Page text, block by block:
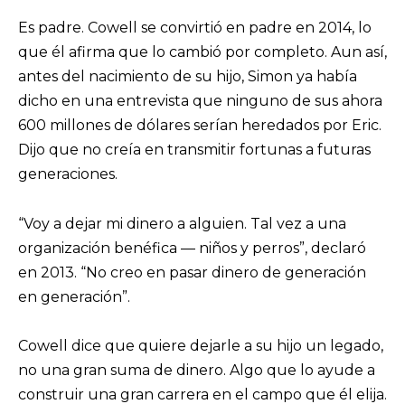
Es padre. Cowell se convirtió en padre en 2014, lo
que él afirma que lo cambió por completo. Aun así,
antes del nacimiento de su hijo, Simon ya había
dicho en una entrevista que ninguno de sus ahora
600 millones de dólares serían heredados por Eric.
Dijo que no creía en transmitir fortunas a futuras
generaciones.
“Voy a dejar mi dinero a alguien. Tal vez a una
organización benéfica — niños y perros”, declaró
en 2013. “No creo en pasar dinero de generación
en generación”.
Cowell dice que quiere dejarle a su hijo un legado,
no una gran suma de dinero. Algo que lo ayude a
construir una gran carrera en el campo que él elija.